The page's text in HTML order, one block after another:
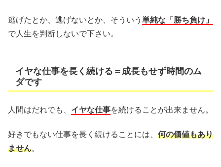
逃げたとか、逃げないとか、そういう 単純な「勝ち負け」
で人生を判断しないで下さい。
イヤな仕事を長く続ける＝成長もせず時間のム
ダです
人間はだれでも、 イヤな仕事を続けることが出来ません。
好きでもない仕事を長く続けることには、 何の価値もあり
ません。